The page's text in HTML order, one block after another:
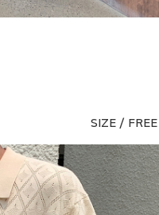
SIZE / FREE